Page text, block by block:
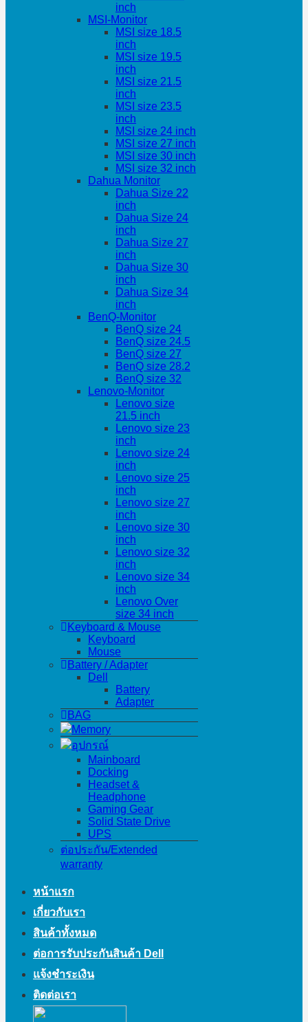
inch
MSI-Monitor
MSI size 18.5
inch
MSI size 19.5
inch
MSI size 21.5
inch
MSI size 23.5
inch
MSI size 24 inch
MSI size 27 inch
MSI size 30 inch
MSI size 32 inch
Dahua Monitor
Dahua Size 22
inch
Dahua Size 24
inch
Dahua Size 27
inch
Dahua Size 30
inch
Dahua Size 34
inch
BenQ-Monitor
BenQ size 24
BenQ size 24.5
BenQ size 27
BenQ size 28.2
BenQ size 32
Lenovo-Monitor
Lenovo size
21.5 inch
Lenovo size 23
inch
Lenovo size 24
inch
Lenovo size 25
inch
Lenovo size 27
inch
Lenovo size 30
inch
Lenovo size 32
inch
Lenovo size 34
inch
Lenovo Over
size 34 inch
Keyboard & Mouse
Keyboard
Mouse
Battery / Adapter
Dell
Battery
Adapter
BAG
Memory
อุปกรณ์
Mainboard
Docking
Headset &
Headphone
Gaming Gear
Solid State Drive
UPS
ต่อประกัน/Extended
warranty
หน้าแรก
เกี่ยวกับเรา
สินค้าทั้งหมด
ต่อการรับประกันสินค้า Dell
แจ้งชำระเงิน
ติดต่อเรา